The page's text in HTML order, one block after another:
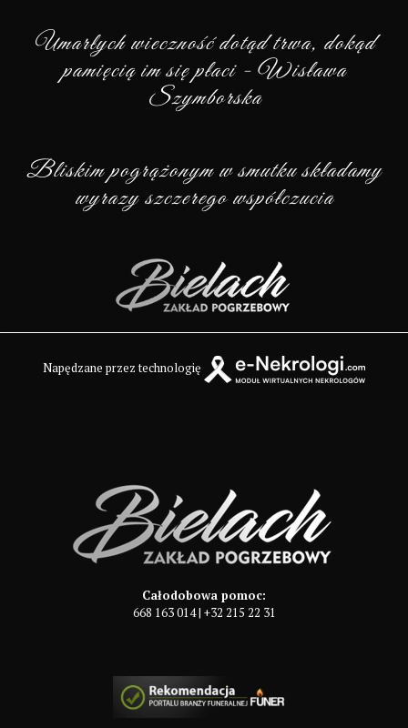
Umarłych wieczność dotąd trwa, dokąd
pamięcią im się płaci - Wisława
Szymborska
Bliskim pogrążonym w smutku składamy
wyrazy szczerego współczucia
Napędzane przez technologię
Całodobowa pomoc:
668 163 014| +32 215 22 31